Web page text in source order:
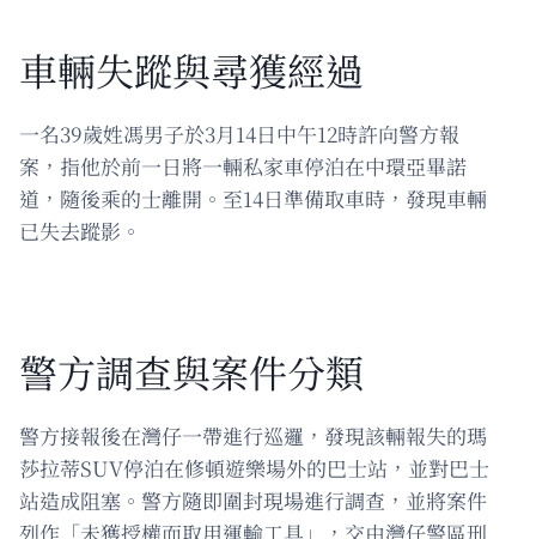
車輛失蹤與尋獲經過
一名39歲姓馮男子於3月14日中午12時許向警方報
案，指他於前一日將一輛私家車停泊在中環亞畢諾
道，隨後乘的士離開。至14日準備取車時，發現車輛
已失去蹤影。
警方調查與案件分類
警方接報後在灣仔一帶進行巡邏，發現該輛報失的瑪
莎拉蒂SUV停泊在修頓遊樂場外的巴士站，並對巴士
站造成阻塞。警方隨即圍封現場進行調查，並將案件
列作「未獲授權而取用運輸工具」，交由灣仔警區刑